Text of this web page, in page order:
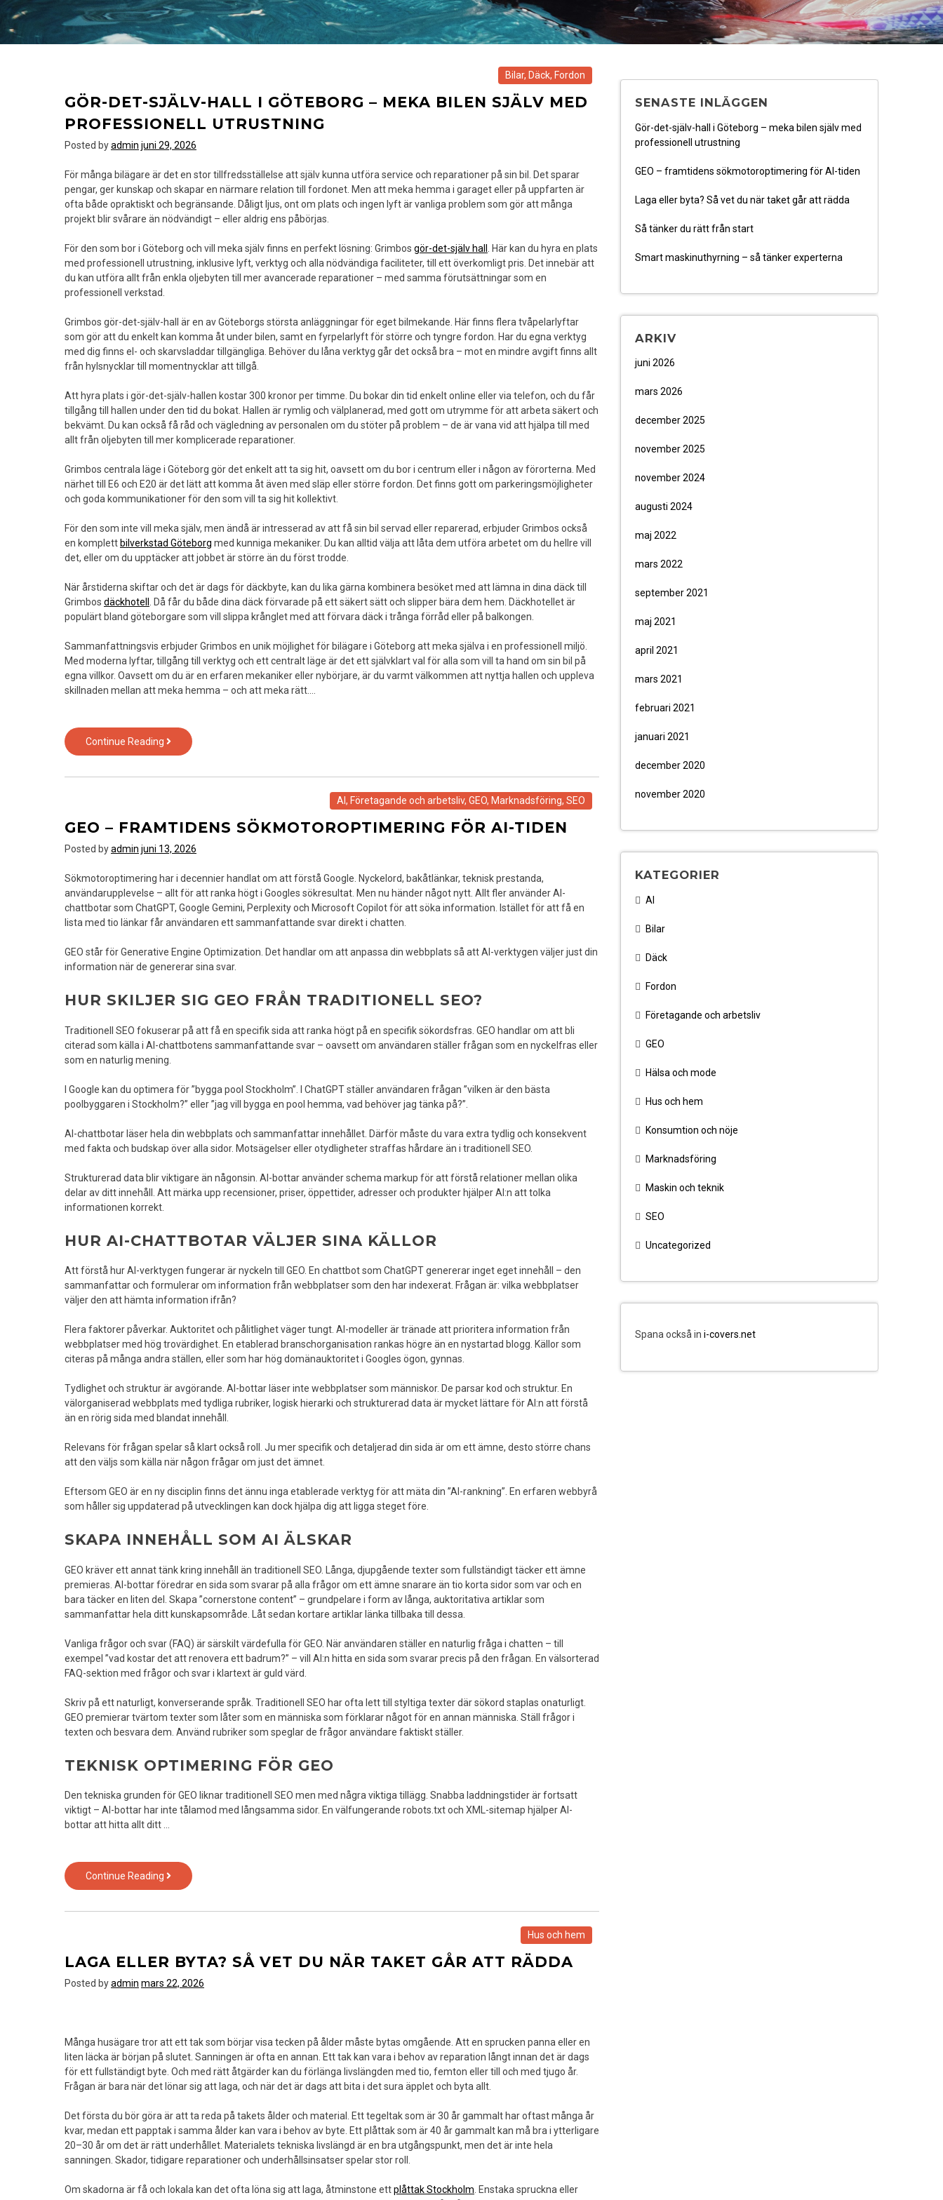
Bilar, Däck, Fordon
GÖR-DET-SJÄLV-HALL I GÖTEBORG – MEKA BILEN SJÄLV MED
PROFESSIONELL UTRUSTNING
Posted byadmin juni 29, 2026
För många bilägare är det en stor tillfredsställelse att själv kunna utföra service och reparationer på sin bil. Det sparar
pengar, ger kunskap och skapar en närmare relation till fordonet. Men att meka hemma i garaget eller på uppfarten är
ofta både opraktiskt och begränsande. Dåligt ljus, ont om plats och ingen lyft är vanliga problem som gör att många
projekt blir svårare än nödvändigt – eller aldrig ens påbörjas.
För den som bor i Göteborg och vill meka själv finns en perfekt lösning: Grimbos gör-det-själv hall . Här kan du hyra en plats
med professionell utrustning, inklusive lyft, verktyg och alla nödvändiga faciliteter, till ett överkomligt pris. Det innebär att
du kan utföra allt från enkla oljebyten till mer avancerade reparationer – med samma förutsättningar som en
professionell verkstad.
Grimbos gör-det-själv-hall är en av Göteborgs största anläggningar för eget bilmekande. Här finns flera tvåpelarlyftar
som gör att du enkelt kan komma åt under bilen, samt en fyrpelarlyft för större och tyngre fordon. Har du egna verktyg
med dig finns el- och skarvsladdar tillgängliga. Behöver du låna verktyg går det också bra – mot en mindre avgift finns allt
från hylsnycklar till momentnycklar att tillgå.
Att hyra plats i gör-det-själv-hallen kostar 300 kronor per timme. Du bokar din tid enkelt online eller via telefon, och du får
tillgång till hallen under den tid du bokat. Hallen är rymlig och välplanerad, med gott om utrymme för att arbeta säkert och
bekvämt. Du kan också få råd och vägledning av personalen om du stöter på problem – de är vana vid att hjälpa till med
allt från oljebyten till mer komplicerade reparationer.
Grimbos centrala läge i Göteborg gör det enkelt att ta sig hit, oavsett om du bor i centrum eller i någon av förorterna. Med
närhet till E6 och E20 är det lätt att komma åt även med släp eller större fordon. Det finns gott om parkeringsmöjligheter
och goda kommunikationer för den som vill ta sig hit kollektivt.
För den som inte vill meka själv, men ändå är intresserad av att få sin bil servad eller reparerad, erbjuder Grimbos också
en komplett bilverkstad Göteborg med kunniga mekaniker. Du kan alltid välja att låta dem utföra arbetet om du hellre vill
det, eller om du upptäcker att jobbet är större än du först trodde.
När årstiderna skiftar och det är dags för däckbyte, kan du lika gärna kombinera besöket med att lämna in dina däck till
Grimbos däckhotell . Då får du både dina däck förvarade på ett säkert sätt och slipper bära dem hem. Däckhotellet är
populärt bland göteborgare som vill slippa krånglet med att förvara däck i trånga förråd eller på balkongen.
Sammanfattningsvis erbjuder Grimbos en unik möjlighet för bilägare i Göteborg att meka själva i en professionell miljö.
Med moderna lyftar, tillgång till verktyg och ett centralt läge är det ett självklart val för alla som vill ta hand om sin bil på
egna villkor. Oavsett om du är en erfaren mekaniker eller nybörjare, är du varmt välkommen att nyttja hallen och uppleva
skillnaden mellan att meka hemma – och att meka rätt.…
Continue Reading Gör-
det-
meka
själv
med
professionell
utrustning
AI, Företagande och arbetsliv,GEO, Marknadsföring,SEO
GEO – FRAMTIDENS SÖKMOTOROPTIMERING FÖR AI-TIDEN
Posted byadmin juni 13, 2026
Sökmotoroptimering har i decennier handlat om att förstå Google. Nyckelord, bakåtlänkar, teknisk prestanda,
användarupplevelse – allt för att ranka högt i Googles sökresultat. Men nu händer något nytt. Allt fler använder AI-
chattbotar som ChatGPT, Google Gemini, Perplexity och Microsoft Copilot för att söka information. Istället för att få en
lista med tio länkar får användaren ett sammanfattande svar direkt i chatten.
GEO står för Generative Engine Optimization. Det handlar om att anpassa din webbplats så att AI-verktygen väljer just din
information när de genererar sina svar.
HUR SKILJER SIG GEO FRÅN TRADITIONELL SEO?
Traditionell SEO fokuserar på att få en specifik sida att ranka högt på en specifik sökordsfras. GEO handlar om att bli
citerad som källa i AI-chattbotens sammanfattande svar – oavsett om användaren ställer frågan som en nyckelfras eller
som en naturlig mening.
I Google kan du optimera för ”bygga pool Stockholm”. I ChatGPT ställer användaren frågan ”vilken är den bästa
poolbyggaren i Stockholm?” eller ”jag vill bygga en pool hemma, vad behöver jag tänka på?”.
AI-chattbotar läser hela din webbplats och sammanfattar innehållet. Därför måste du vara extra tydlig och konsekvent
med fakta och budskap över alla sidor. Motsägelser eller otydligheter straffas hårdare än i traditionell SEO.
Strukturerad data blir viktigare än någonsin. AI-bottar använder schema markup för att förstå relationer mellan olika
delar av ditt innehåll. Att märka upp recensioner, priser, öppettider, adresser och produkter hjälper AI:n att tolka
informationen korrekt.
HUR AI-CHATTBOTAR VÄLJER SINA KÄLLOR
Att förstå hur AI-verktygen fungerar är nyckeln till GEO. En chattbot som ChatGPT genererar inget eget innehåll – den
sammanfattar och formulerar om information från webbplatser som den har indexerat. Frågan är: vilka webbplatser
väljer den att hämta information ifrån?
Flera faktorer påverkar. Auktoritet och pålitlighet väger tungt. AI-modeller är tränade att prioritera information från
webbplatser med hög trovärdighet. En etablerad branschorganisation rankas högre än en nystartad blogg. Källor som
citeras på många andra ställen, eller som har hög domänauktoritet i Googles ögon, gynnas.
Tydlighet och struktur är avgörande. AI-bottar läser inte webbplatser som människor. De parsar kod och struktur. En
välorganiserad webbplats med tydliga rubriker, logisk hierarki och strukturerad data är mycket lättare för AI:n att förstå
än en rörig sida med blandat innehåll.
Relevans för frågan spelar så klart också roll. Ju mer specifik och detaljerad din sida är om ett ämne, desto större chans
att den väljs som källa när någon frågar om just det ämnet.
Eftersom GEO är en ny disciplin finns det ännu inga etablerade verktyg för att mäta din ”AI-rankning”. En erfaren webbyrå
som håller sig uppdaterad på utvecklingen kan dock hjälpa dig att ligga steget före.
SKAPA INNEHÅLL SOM AI ÄLSKAR
GEO kräver ett annat tänk kring innehåll än traditionell SEO. Långa, djupgående texter som fullständigt täcker ett ämne
premieras. AI-bottar föredrar en sida som svarar på alla frågor om ett ämne snarare än tio korta sidor som var och en
bara täcker en liten del. Skapa ”cornerstone content” – grundpelare i form av långa, auktoritativa artiklar som
sammanfattar hela ditt kunskapsområde. Låt sedan kortare artiklar länka tillbaka till dessa.
Vanliga frågor och svar (FAQ) är särskilt värdefulla för GEO. När användaren ställer en naturlig fråga i chatten – till
exempel ”vad kostar det att renovera ett badrum?” – vill AI:n hitta en sida som svarar precis på den frågan. En välsorterad
FAQ-sektion med frågor och svar i klartext är guld värd.
Skriv på ett naturligt, konverserande språk. Traditionell SEO har ofta lett till styltiga texter där sökord staplas onaturligt.
GEO premierar tvärtom texter som låter som en människa som förklarar något för en annan människa. Ställ frågor i
texten och besvara dem. Använd rubriker som speglar de frågor användare faktiskt ställer.
TEKNISK OPTIMERING FÖR GEO
Den tekniska grunden för GEO liknar traditionell SEO men med några viktiga tillägg. Snabba laddningstider är fortsatt
viktigt – AI-bottar har inte tålamod med långsamma sidor. En välfungerande robots.txt och XML-sitemap hjälper AI-
bottar att hitta allt ditt …
Continue Reading GEO
–
tiden
Hus och hem
LAGA ELLER BYTA? SÅ VET DU NÄR TAKET GÅR ATT RÄDDA
Posted byadmin mars 22, 2026
Många husägare tror att ett tak som börjar visa tecken på ålder måste bytas omgående. Att en sprucken panna eller en
liten läcka är början på slutet. Sanningen är ofta en annan. Ett tak kan vara i behov av reparation långt innan det är dags
för ett fullständigt byte. Och med rätt åtgärder kan du förlänga livslängden med tio, femton eller till och med tjugo år.
Frågan är bara när det lönar sig att laga, och när det är dags att bita i det sura äpplet och byta allt.
Det första du bör göra är att ta reda på takets ålder och material. Ett tegeltak som är 30 år gammalt har oftast många år
kvar, medan ett papptak i samma ålder kan vara i behov av byte. Ett plåttak som är 40 år gammalt kan må bra i ytterligare
20–30 år om det är rätt underhållet. Materialets tekniska livslängd är en bra utgångspunkt, men det är inte hela
sanningen. Skador, tidigare reparationer och underhållsinsatser spelar stor roll.
Om skadorna är få och lokala kan det ofta löna sig att laga, åtminstone ettplåttak Stockholm . Enstaka spruckna eller
SENASTE INLÄGGEN
Gör-det-själv-hall i Göteborg – meka bilen själv med
professionell utrustning
GEO – framtidens sökmotoroptimering för AI-tiden
Laga eller byta? Så vet du när taket går att rädda
Så tänker du rätt från start
Smart maskinuthyrning – så tänker experterna
ARKIV
juni 2026
mars 2026
december 2025
november 2025
november 2024
augusti 2024
maj 2022
mars 2022
september 2021
maj 2021
april 2021
mars 2021
februari 2021
januari 2021
december 2020
november 2020
KATEGORIER
AI
Bilar
Däck
Fordon
Företagande och arbetsliv
GEO
Hälsa och mode
Hus och hem
Konsumtion och nöje
Marknadsföring
Maskin och teknik
SEO
Uncategorized
Spana också ini-covers.net